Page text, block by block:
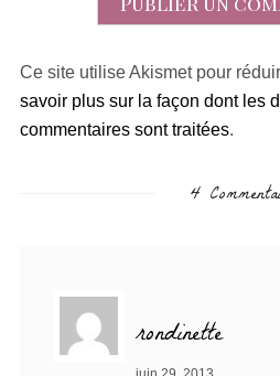
Ce site utilise Akismet pour
savoir plus sur la façon dont les
commentaires sont traitées.
4
rondinette